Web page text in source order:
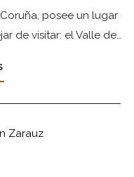
posee un lugar
de visitar: el Valle de…